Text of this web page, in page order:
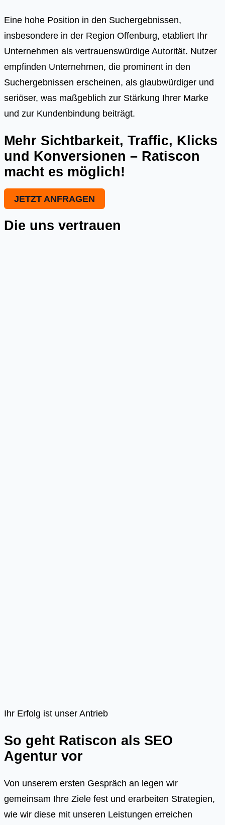
Eine hohe Position in den Suchergebnissen,
insbesondere in der Region Offenburg, etabliert Ihr
Unternehmen als vertrauenswürdige Autorität. Nutzer
empfinden Unternehmen, die prominent in den
Suchergebnissen erscheinen, als glaubwürdiger und
seriöser, was maßgeblich zur Stärkung Ihrer Marke
und zur Kundenbindung beiträgt.
Mehr Sichtbarkeit, Traffic, Klicks
und Konversionen – Ratiscon
macht es möglich!
JETZT ANFRAGEN
Die uns vertrauen
Ihr Erfolg ist unser Antrieb
So geht Ratiscon als SEO
Agentur vor
Von unserem ersten Gespräch an legen wir
gemeinsam Ihre Ziele fest und erarbeiten Strategien,
wie wir diese mit unseren Leistungen erreichen